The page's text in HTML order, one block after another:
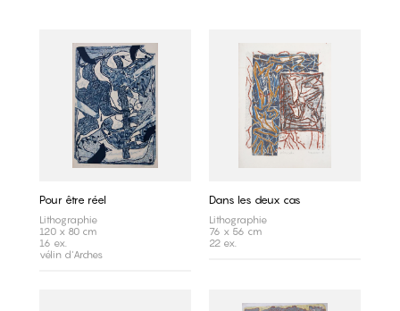
Pour être réel
Lithographie
120 x 80 cm
16 ex.
vélin d'Arches
Dans les deux cas
Lithographie
76 x 56 cm
22 ex.